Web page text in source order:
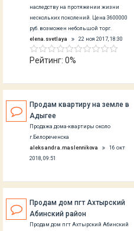
наследству на протяжении жизни
нескольких поколений. Цена 3600000
руб. возможен небольшой торг.
elena.svetlaya
22 ноя 2017, 18:30
Рейтинг: 0%
Продам квартиру на земле в
Адыгее
Продажа дома-квартиры около
г.Белореченска
aleksandra.maslennikova
16 окт
2018, 09:51
Продам дом пгт Ахтырский
Абинский район
Продам дом пгт Ахтырский Абинский